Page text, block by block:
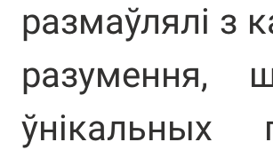
размаўлялі з
разумення,
ўнікальных